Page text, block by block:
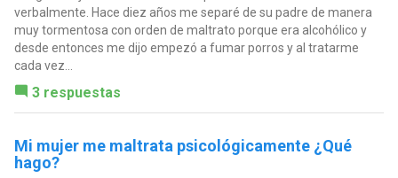
verbalmente. Hace diez años me separé de su padre de manera
muy tormentosa con orden de maltrato porque era alcohólico y
desde entonces me dijo empezó a fumar porros y al tratarme
cada vez...
3 respuestas
Mi mujer me maltrata psicológicamente ¿Qué
hago?